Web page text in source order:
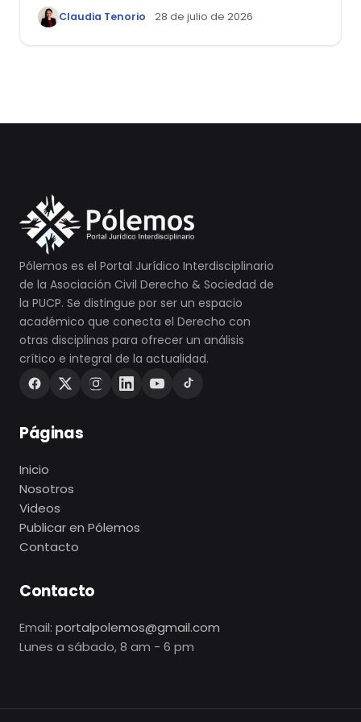
reflexiones a propósito de la casación
laboral 29553-2024 loreto
Claudia Tenorio 28 de julio de 2026
Pólemos es el Portal Jurídico Interdisciplinario
de la Asociación Civil Derecho & Sociedad de
la PUCP. Se distingue por ser un espacio
académico que conecta el Derecho con
otras disciplinas para ofrecer un análisis
crítico e integral de la actualidad.
Páginas
Inicio
Nosotros
Videos
Publicar en Pólemos
Contacto
Contacto
Email: portalpolemos@gmail.com
Lunes a sábado, 8 am - 6 pm